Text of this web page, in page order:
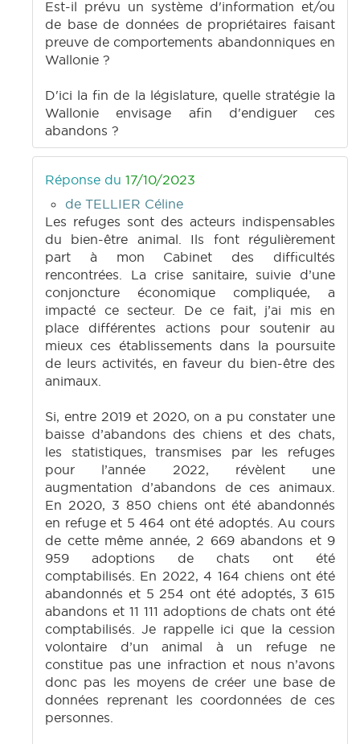
Est-il prévu un système d'information et/ou
de base de données de propriétaires faisant
preuve de comportements abandonniques en
Wallonie ?
D'ici la fin de la législature, quelle stratégie la
Wallonie envisage afin d'endiguer ces
abandons ?
Réponse du 17/10/2023
de TELLIER Céline
Les refuges sont des acteurs indispensables
du bien-être animal. Ils font régulièrement
part à mon Cabinet des difficultés
rencontrées. La crise sanitaire, suivie d’une
conjoncture économique compliquée, a
impacté ce secteur. De ce fait, j’ai mis en
place différentes actions pour soutenir au
mieux ces établissements dans la poursuite
de leurs activités, en faveur du bien-être des
animaux.
Si, entre 2019 et 2020, on a pu constater une
baisse d’abandons des chiens et des chats,
les statistiques, transmises par les refuges
pour l’année 2022, révèlent une
augmentation d’abandons de ces animaux.
En 2020, 3 850 chiens ont été abandonnés
en refuge et 5 464 ont été adoptés. Au cours
de cette même année, 2 669 abandons et 9
959 adoptions de chats ont été
comptabilisés. En 2022, 4 164 chiens ont été
abandonnés et 5 254 ont été adoptés, 3 615
abandons et 11 111 adoptions de chats ont été
comptabilisés. Je rappelle ici que la cession
volontaire d’un animal à un refuge ne
constitue pas une infraction et nous n’avons
donc pas les moyens de créer une base de
données reprenant les coordonnées de ces
personnes.